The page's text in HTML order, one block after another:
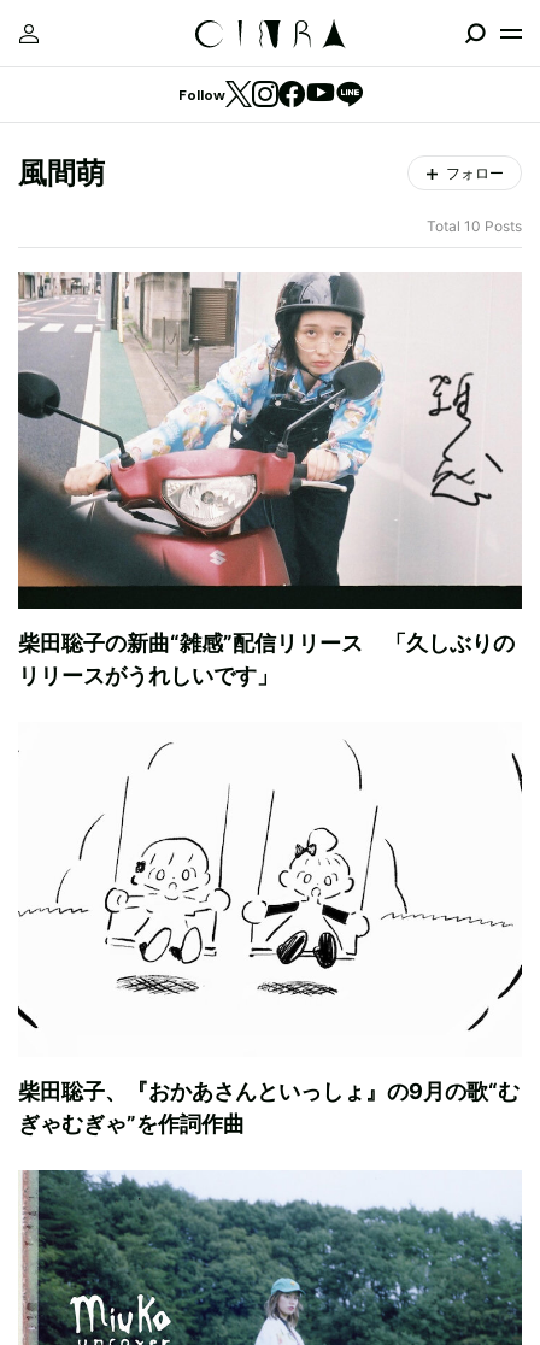
Follow
風間萌 フォロー
Total 10 Posts
柴田聡子の新曲“雑感”配信リリース 「久しぶりの
リリースがうれしいです」
柴田聡子、『おかあさんといっしょ』の9月の歌“む
ぎゃむぎゃ”を作詞作曲